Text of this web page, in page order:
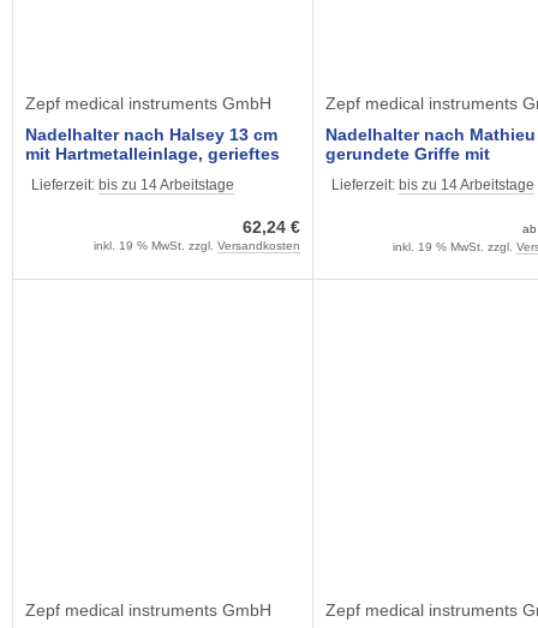
Zepf medical instruments GmbH
Nadelhalter nach Halsey 13 cm
mit Hartmetalleinlage, gerieftes
Lieferzeit: bis zu 14 Arbeitstage
62,24 €
inkl. 19 % MwSt. zzgl. Versandkosten
Zepf medical instruments
Nadelhalter nach Mathieu
gerundete Griffe mit
Lieferzeit: bis zu 14 Arbeitstage
inkl. 19 % MwSt. zzgl.
Zepf medical instruments GmbH
Zepf medical instruments